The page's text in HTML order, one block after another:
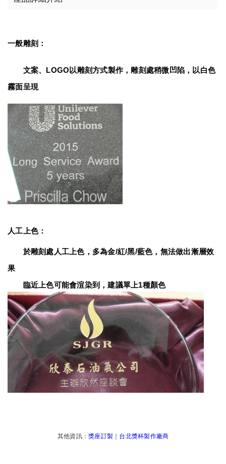
一般雕刻：
文案、LOGO以雕刻方式製作，雕刻處稍微凹陷，以白色
霧面呈現
人工上色：
於雕刻處人工上色，多為金/紅/黑/藍色，無法做出漸層效
果
臨近上色可能會渲染到，建議單上1種顏色
其他資訊： 獎座訂製 ｜ 台北獎杯製作廠商